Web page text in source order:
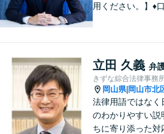
用ください。】♦
大の理解者として
ます。【完全個室
０分無料面談】
立田 久義 弁
きずな綜合法律事務
岡山県| 岡山市北
法律用語ではなく
のわかりやすい説
ちに寄り添った対